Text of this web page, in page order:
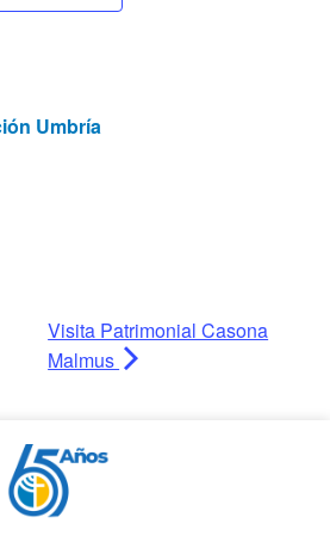
Umbría
Visita Patrimonial Casona
Malmus